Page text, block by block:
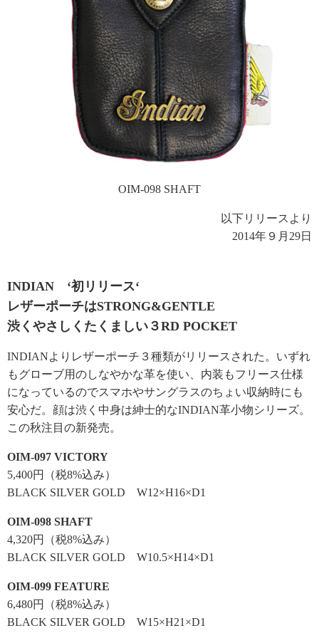
OIM-098 SHAFT
以下リリースより
2014年９月29日
INDIAN ‘初リリース‘
レザーポーチはSTRONG&GENTLE
渋くやさしくたくましい３RD POCKET
INDIANよりレザーポーチ３種類がリリースされた。いずれ
もグローブ用のしなやかな革を使い、内装もフリース仕様
になっているのでスマホやサングラスのちょい収納時にも
安心だ。顔は渋く中身は紳士的なINDIAN革小物シリーズ。
この秋注目の新発売。
OIM-097 VICTORY
5,400円（税8%込み）
BLACK SILVER GOLD W12×H16×D1
OIM-098 SHAFT
4,320円（税8%込み）
BLACK SILVER GOLD W10.5×H14×D1
OIM-099 FEATURE
6,480円（税8%込み）
BLACK SILVER GOLD W15×H21×D1